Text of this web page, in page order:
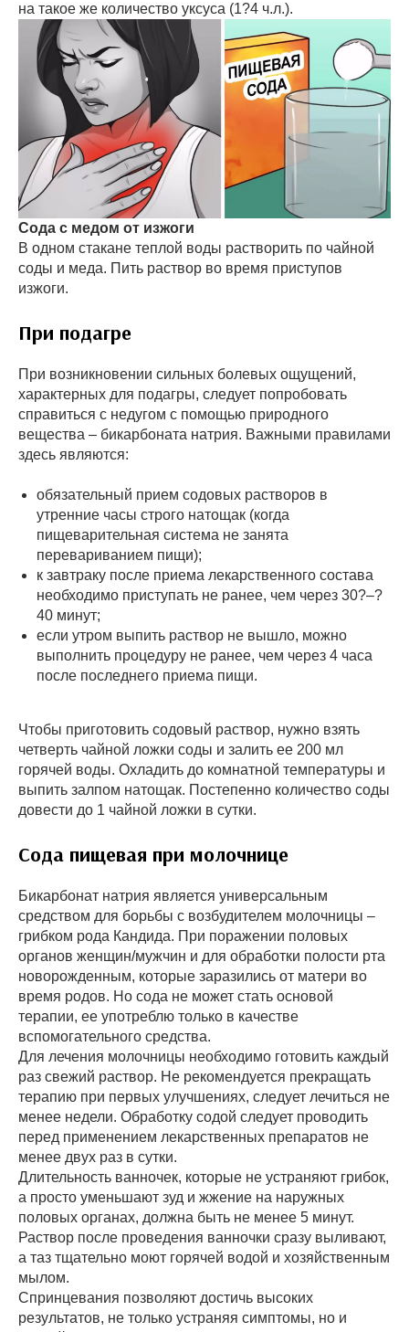
на такое же количество уксуса (1?4 ч.л.).
Сода с медом от изжоги
В одном стакане теплой воды растворить по чайной
соды и меда. Пить раствор во время приступов
изжоги.
При подагре
При возникновении сильных болевых ощущений,
характерных для подагры, следует попробовать
справиться с недугом с помощью природного
вещества – бикарбоната натрия. Важными правилами
здесь являются:
обязательный прием содовых растворов в
утренние часы строго натощак (когда
пищеварительная система не занята
перевариванием пищи);
к завтраку после приема лекарственного состава
необходимо приступать не ранее, чем через 30?–?
40 минут;
если утром выпить раствор не вышло, можно
выполнить процедуру не ранее, чем через 4 часа
после последнего приема пищи.
Чтобы приготовить содовый раствор, нужно взять
четверть чайной ложки соды и залить ее 200 мл
горячей воды. Охладить до комнатной температуры и
выпить залпом натощак. Постепенно количество соды
довести до 1 чайной ложки в сутки.
Сода пищевая при молочнице
Бикарбонат натрия является универсальным
средством для борьбы с возбудителем молочницы –
грибком рода Кандида. При поражении половых
органов женщин/мужчин и для обработки полости рта
новорожденным, которые заразились от матери во
время родов. Но сода не может стать основой
терапии, ее употреблю только в качестве
вспомогательного средства.
Для лечения молочницы необходимо готовить каждый
раз свежий раствор. Не рекомендуется прекращать
терапию при первых улучшениях, следует лечиться не
менее недели. Обработку содой следует проводить
перед применением лекарственных препаратов не
менее двух раз в сутки.
Длительность ванночек, которые не устраняют грибок,
а просто уменьшают зуд и жжение на наружных
половых органах, должна быть не менее 5 минут.
Раствор после проведения ванночки сразу выливают,
а таз тщательно моют горячей водой и хозяйственным
мылом.
Спринцевания позволяют достичь высоких
результатов, не только устраняя симптомы, но и